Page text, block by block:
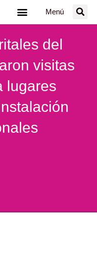
Menú
del
visitas
lugares